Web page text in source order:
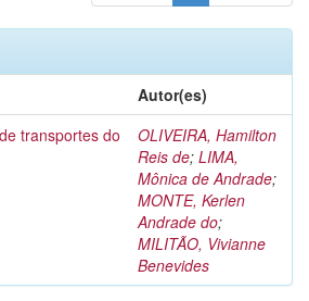
Autor(es)
transportes do
OLIVEIRA, Hamilton
Reis de; LIMA,
Mônica de Andrade;
MONTE, Kerlen
Andrade do;
MILITÃO, Vivianne
Benevides